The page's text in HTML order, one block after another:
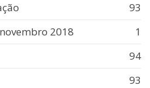
93
2018
1
94
93